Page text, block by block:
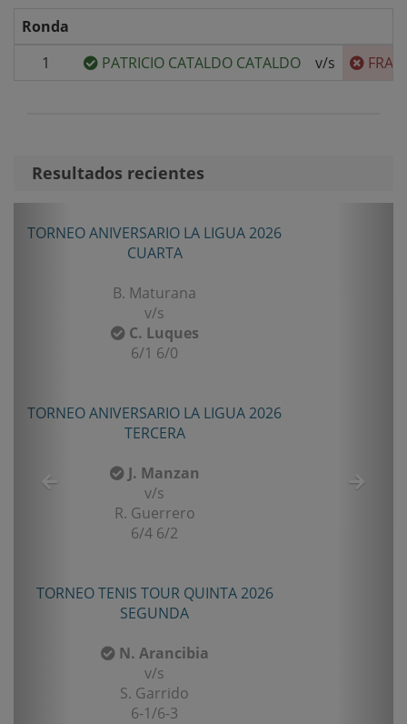
Ronda
1
PATRICIO CATALDO CATALDO v/s
Resultados recientes
TORNEO ANIVERSARIO LA LIGUA 2026
CUARTA
B. Maturana
v/s
C. Luques
6/1 6/0
TORNEO ANIVERSARIO LA LIGUA 2026
TERCERA
J. Manzan
v/s
R. Guerrero
6/4 6/2
TORNEO TENIS TOUR QUINTA 2026
SEGUNDA
N. Arancibia
v/s
S. Garrido
6-1/6-3